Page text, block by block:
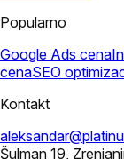
Popularno
Google Ads cena
cenaSEO
Kontakt
Šulman 19,